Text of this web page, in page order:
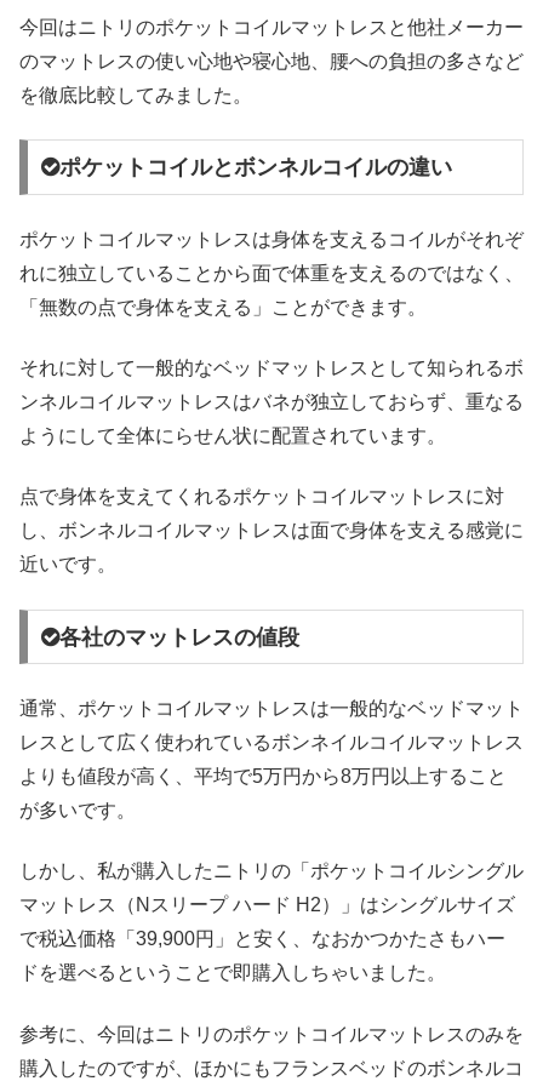
今回はニトリのポケットコイルマットレスと他社メーカー
のマットレスの使い心地や寝心地、腰への負担の多さなど
を徹底比較してみました。
ポケットコイルとボンネルコイルの違い
ポケットコイルマットレスは身体を支えるコイルがそれぞ
れに独立していることから面で体重を支えるのではなく、
「無数の点で身体を支える」ことができます。
それに対して一般的なベッドマットレスとして知られるボ
ンネルコイルマットレスはバネが独立しておらず、重なる
ようにして全体にらせん状に配置されています。
点で身体を支えてくれるポケットコイルマットレスに対
し、ボンネルコイルマットレスは面で身体を支える感覚に
近いです。
各社のマットレスの値段
通常、ポケットコイルマットレスは一般的なベッドマット
レスとして広く使われているボンネイルコイルマットレス
よりも値段が高く、平均で5万円から8万円以上すること
が多いです。
しかし、私が購入したニトリの「ポケットコイルシングル
マットレス（Nスリープ ハード H2）」はシングルサイズ
で税込価格「39,900円」と安く、なおかつかたさもハー
ドを選べるということで即購入しちゃいました。
参考に、今回はニトリのポケットコイルマットレスのみを
購入したのですが、ほかにもフランスベッドのボンネルコ